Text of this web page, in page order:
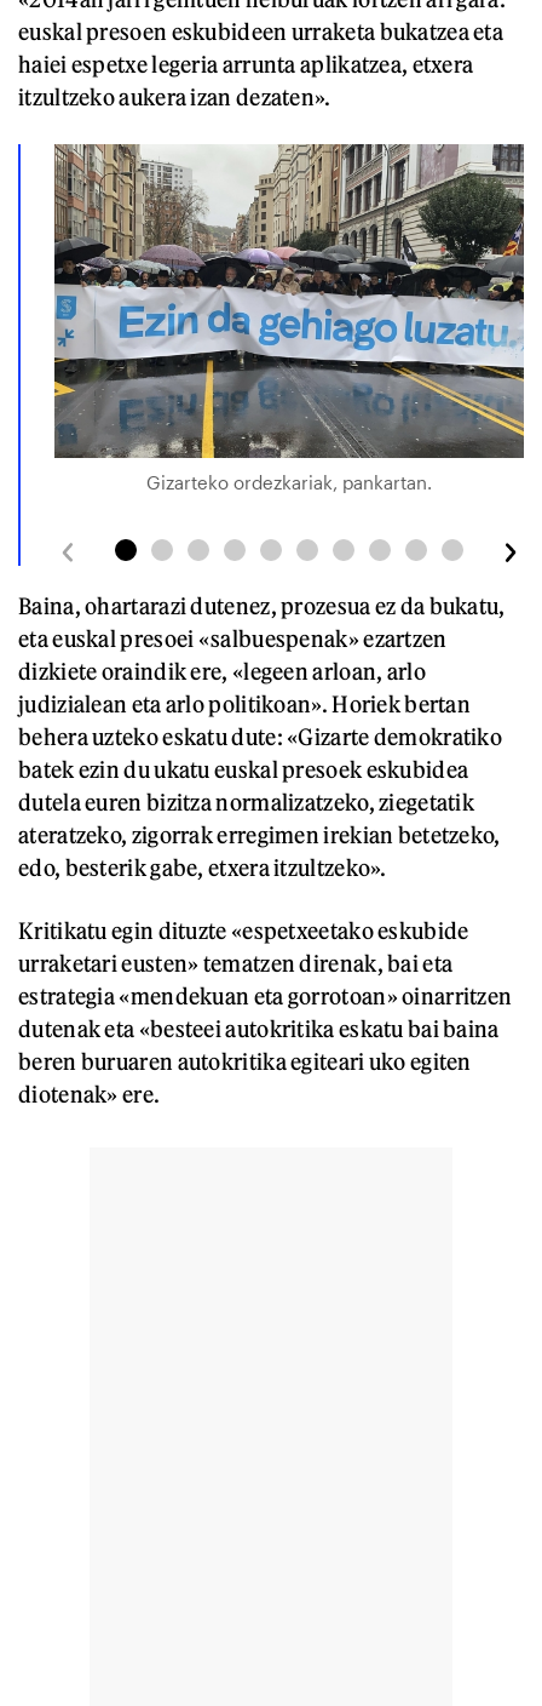
euskal presoen eskubideen urraketa bukatzea eta
haiei espetxe legeria arrunta aplikatzea, etxera
itzultzeko aukera izan dezaten».
Gizarteko ordezkariak, pankartan.
Baina, ohartarazi dutenez, prozesua ez da bukatu,
eta euskal presoei «salbuespenak» ezartzen
dizkiete oraindik ere, «legeen arloan, arlo
judizialean eta arlo politikoan». Horiek bertan
behera uzteko eskatu dute: «Gizarte demokratiko
batek ezin du ukatu euskal presoek eskubidea
dutela euren bizitza normalizatzeko, ziegetatik
ateratzeko, zigorrak erregimen irekian betetzeko,
edo, besterik gabe, etxera itzultzeko».
Kritikatu egin dituzte «espetxeetako eskubide
urraketari eusten» tematzen direnak, bai eta
estrategia «mendekuan eta gorrotoan» oinarritzen
dutenak eta «besteei autokritika eskatu bai baina
beren buruaren autokritika egiteari uko egiten
diotenak» ere.